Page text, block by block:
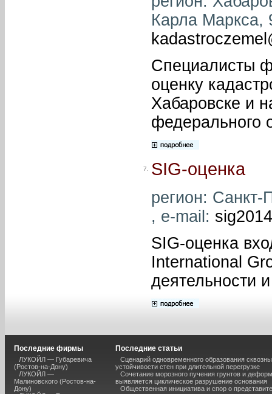
Карла Маркса,
Специалисты
оценку
Хабаровске и
федерального
7. SIG-оценка
регион: Санкт-
, e-mail:
SIG-оценка
International
деятельности
Последние фирмы
ЛУКОЙЛ — Губаревича
(Ростов-на-Дону)
ЛУКОЙЛ —
Малиновского (Ростов-на-
Дону)
Последние статьи
Сценарий одновременного образования
устойчивости стен при длительной перегрузке
Сочетание морозного пучения грунтов и
выявляется циклическое разрушение основания
Общественная инициатива и спор о